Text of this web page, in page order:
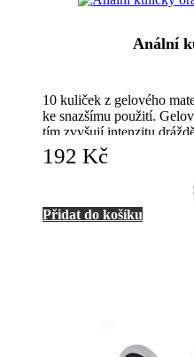
Anální
10 kuliček z gelového
ke snazšímu použití.
tím zvyšují intenzitu
ohebné a pružné.
192 Kč
Přidat do košíku